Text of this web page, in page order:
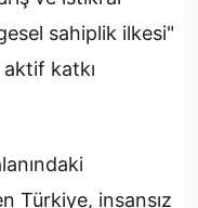
sahiplik ilkesi"
katkı
Türkiye, insansız